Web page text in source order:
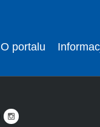
O portalu